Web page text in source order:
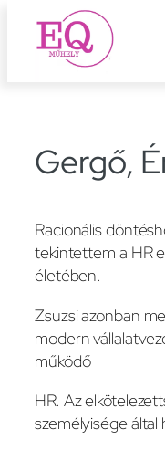
Ugrás
Gergő,
Racionális
tekintettem a HR
életében.
Zsuzsi azonban
modern
működő
HR. Az
személyisége által